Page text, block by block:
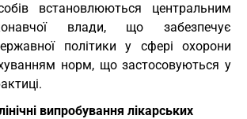
встановлюються центральним
влади, що забезпечує
політики у сфері охорони
норм, що застосовуються у
випробування лікарських